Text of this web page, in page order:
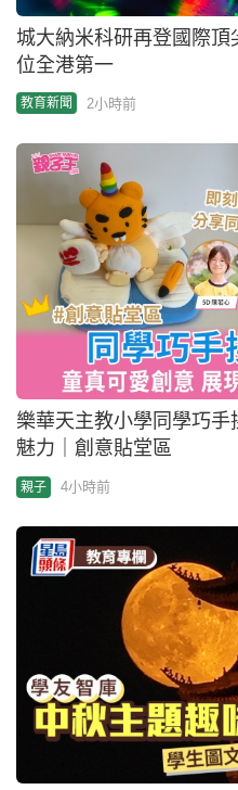
城大納米科研再登國際
位全港第一
教育新聞 2小時前
樂華天主教小學同學巧
魅力｜創意貼堂區
親子 4小時前